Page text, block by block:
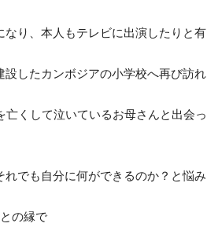
なり、本人もテレビに出演したりと有
設したカンボジアの小学校へ再び訪れ
亡くして泣いているお母さんと出会っ
れでも自分に何ができるのか？と悩み
の縁で